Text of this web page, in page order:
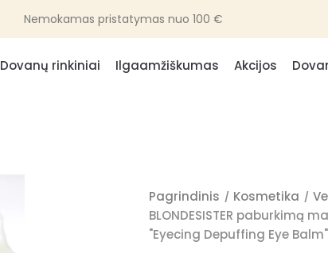
Nemokamas pristatymas nuo 100 €
Dovanų rinkiniai Ilgaamžiškumas Akcijos
Pagrindinis Kosmetika
BLONDESISTER paburkimą
"Eyecing Depuffing Eye